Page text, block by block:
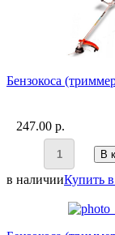
Бензокоса
247.00 p.
В
в наличииКупить